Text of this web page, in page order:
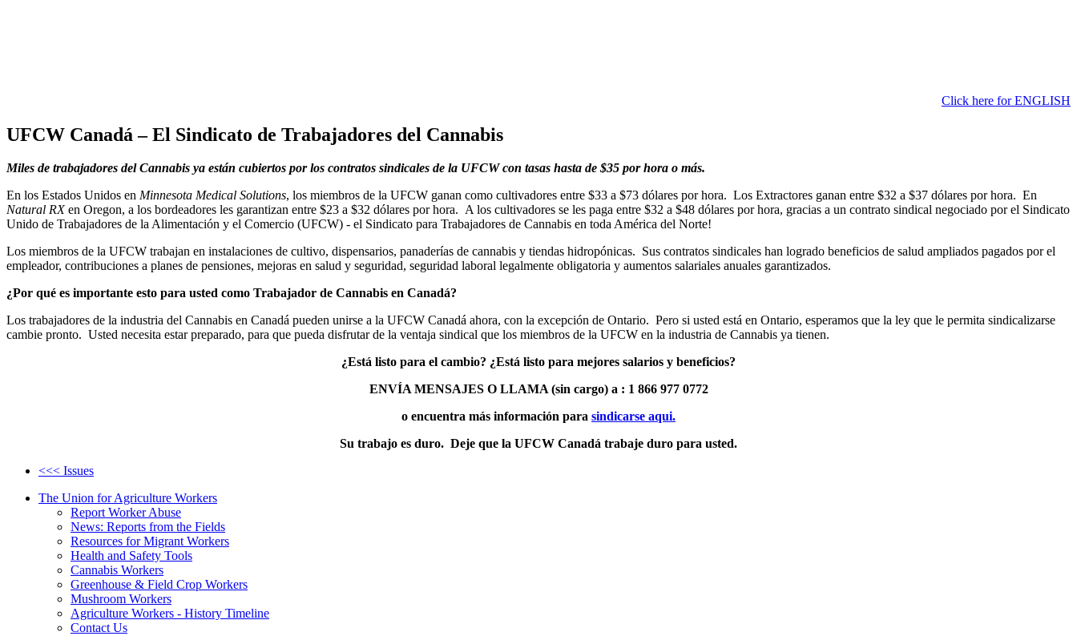
Click here for ENGLISH
UFCW Canadá – El Sindicato de Trabajadores del Cannabis
Miles de trabajadores del Cannabis ya están cubiertos por los contratos sindicales de la UFCW con tasas hasta de $35 por hora o más.
En los Estados Unidos en Minnesota Medical Solutions, los miembros de la UFCW ganan como cultivadores entre $33 a $73 dólares por hora. Los Extractores ganan entre $32 a $37 dólares por hora. En
Natural RXen Oregon, a los bordeadores les garantizan entre $23 a $32 dólares por hora. A los cultivadores se les paga entre $32 a $48 dólares por hora, gracias a un contrato sindical negociado por el Sindicato
Unido de Trabajadores de la Alimentación y el Comercio (UFCW) - el Sindicato para Trabajadores de Cannabis en toda América del Norte!
Los miembros de la UFCW trabajan en instalaciones de cultivo, dispensarios, panaderías de cannabis y tiendas hidropónicas. Sus contratos sindicales han logrado beneficios de salud ampliados pagados por el
empleador, contribuciones a planes de pensiones, mejoras en salud y seguridad, seguridad laboral legalmente obligatoria y aumentos salariales anuales garantizados.
¿Por qué es importante esto para usted como Trabajador de Cannabis en Canadá?
Los trabajadores de la industria del Cannabis en Canadá pueden unirse a la UFCW Canadá ahora, con la excepción de Ontario. Pero si usted está en Ontario, esperamos que la ley que le permita sindicalizarse
cambie pronto. Usted necesita estar preparado, para que pueda disfrutar de la ventaja sindical que los miembros de la UFCW en la industria de Cannabis ya tienen.
¿Está listo para el cambio? ¿Está listo para mejores salarios y beneficios?
ENVÍA MENSAJES O LLAMA (sin cargo) a : 1 866 977 0772
o encuentra más información para sindicarse aqui.
Su trabajo es duro. Deje que la UFCW Canadá trabaje duro para usted.
<<< Issues
The Union for Agriculture Workers
Report Worker Abuse
News: Reports from the Fields
Resources for Migrant Workers
Health and Safety Tools
Cannabis Workers
Greenhouse & Field Crop Workers
Mushroom Workers
Agriculture Workers - History Timeline
Contact Us